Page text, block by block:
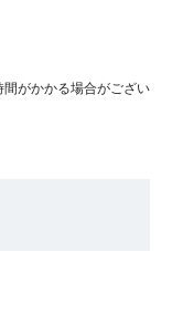
がかかる場合がござい